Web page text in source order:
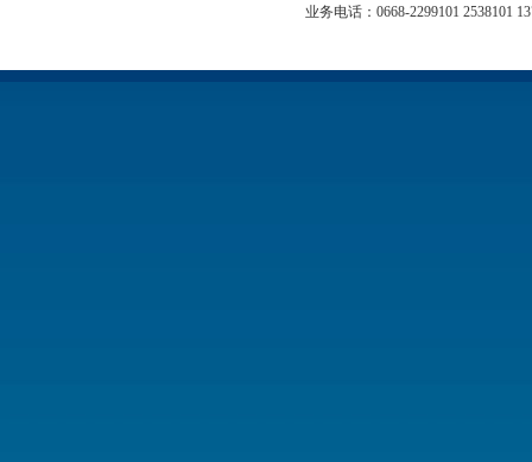
业务电话：0668-2299101 2538101